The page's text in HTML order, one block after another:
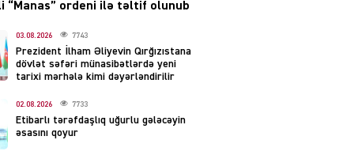
imzaladı
07.08.2026 5484
Tehran və İrəvandan
“Tramp yolu”na HƏMLƏ –
REAKSİYA
“Manas” ordeni ilə təltif olunub
03.08.2026 7743
Prezident İlham Əliyevin Qırğızıstana
dövlət səfəri münasibətlərdə yeni
tarixi mərhələ kimi dəyərləndirilir
02.08.2026 7733
Etibarlı tərəfdaşlıq uğurlu gələcəyin
əsasını qoyur